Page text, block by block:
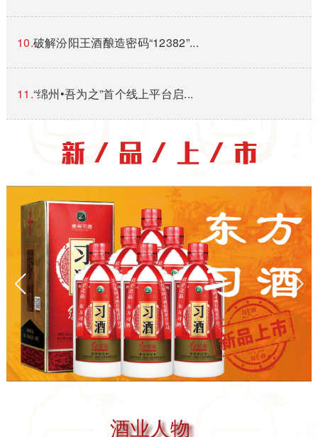
10.破解汾阳王酒酿造密码“12382”...
11.“绵州•吾为之”首个线上平台启...
酒业人物